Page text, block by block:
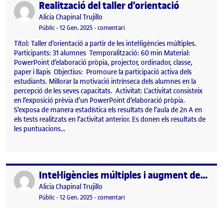
Publicat perRealització del taller d’orientació
Publicat per
Alicia Chapinal Trujillo
Visibilitat:
Públic-Data de publicació
12 Gen. 202514 gener, 2025 9:42 pm
-comentariel Realització del taller d’orientació
Títol: Taller d’orientació a partir de les intel·ligències múltiples.
Participants: 31 alumnes Temporalització: 60 min Material:
PowerPoint d’elaboració pròpia, projector, ordinador, classe,
paper i llapis Objectius: Promoure la participació activa dels
estudiants. Millorar la motivació intrínseca dels alumnes en la
percepció de les seves capacitats. Activitat: L’activitat consisteix
en l’exposició prèvia d’un PowerPoint d’elaboració pròpia.
S’exposa de manera estadística els resultats de l’aula de 2n A en
els tests realitzats en l’activitat anterior. Es donen els resultats de
les puntuacions…
Publicat per Intel·ligències múltiples i augment de la motivació intrínseca
Publicat per
Alicia Chapinal Trujillo
Visibilitat:
Públic-Data de publicació
12 Gen. 202514 gener, 2025 9:42 pm
-comentariel Intel·ligències múltiples i